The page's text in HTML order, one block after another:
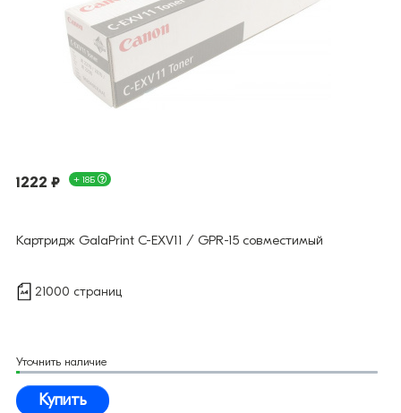
1222 ₽ + 18Б
Картридж GalaPrint C-EXV11 / GPR-15 совместимый
21000 страниц
Уточнить наличие
Купить